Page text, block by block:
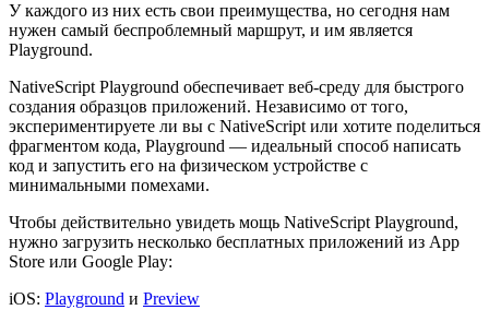
У каждого из них есть свои преимущества, но сегодня нам
нужен самый беспроблемный маршрут, и им является
Playground.
NativeScript Playground обеспечивает веб-среду для быстрого
создания образцов приложений. Независимо от того,
экспериментируете ли вы с NativeScript или хотите поделиться
фрагментом кода, Playground — идеальный способ написать
код и запустить его на физическом устройстве с
минимальными помехами.
Чтобы действительно увидеть мощь NativeScript Playground,
нужно загрузить несколько бесплатных приложений из App
Store или Google Play:
iOS: Playground и Preview